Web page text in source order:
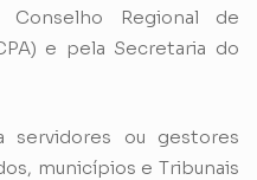
Conselho Regional de
e pela Secretaria do
servidores ou gestores
municípios e Tribunais